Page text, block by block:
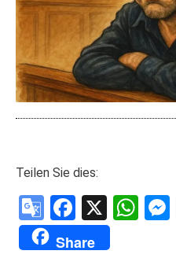
Teilen Sie dies:
Google
Translate
Facebook
X
Share